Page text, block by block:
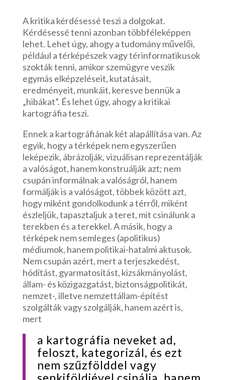
A kritika kérdésessé teszi a dolgokat.
Kérdésessé tenni azonban többféleképpen
lehet. Lehet úgy, ahogy a tudomány művelői,
például a térképészek vagy térinformatikusok
szokták tenni, amikor szemügyre veszik
egymás elképzeléseit, kutatásait,
eredményeit, munkáit, keresve bennük a
„hibákat”. És lehet úgy, ahogy a kritikai
kartográfia teszi.
Ennek a kartográfiának két alapállítása van. Az
egyik, hogy a térképek nem egyszerűen
leképezik, ábrázolják, vizuálisan reprezentálják
a valóságot, hanem konstruálják azt; nem
csupán informálnak a valóságról, hanem
formálják is a valóságot, többek között azt,
hogy miként gondolkodunk a térről, miként
észleljük, tapasztaljuk a teret, mit csinálunk a
terekben és a terekkel. A másik, hogy a
térképek nem semleges (apolitikus)
médiumok, hanem politikai-hatalmi aktusok.
Nem csupán azért, mert a terjeszkedést,
hódítást, gyarmatosítást, kizsákmányolást,
állam- és közigazgatást, biztonságpolitikát,
nemzet-, illetve nemzettállam-építést
szolgálták vagy szolgálják, hanem azért is,
mert
a kartográfia neveket ad,
feloszt, kategorizál, és ezt
nem szűzfölddel vagy